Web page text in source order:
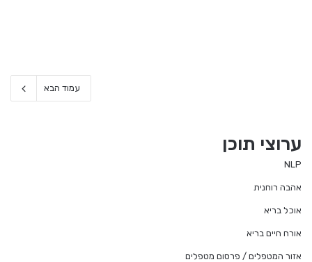
עמוד הבא
ערוצי תוכן
NLP
אהבה רוחנית
אוכל בריא
אורח חיים בריא
אזור המטפלים / פרסום מטפלים